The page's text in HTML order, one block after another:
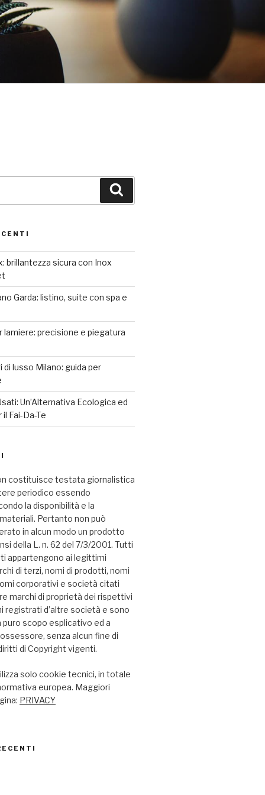
brillantezza sicura con Inox
Garda: listino, suite con spa e
lamiere: precisione e piegatura
lusso Milano: guida per
Un’Alternativa Ecologica ed
Fai-Da-Te
costituisce testata giornalistica
periodico essendo
la disponibilità e la
Pertanto non può
in alcun modo un prodotto
della L. n. 62 del 7/3/2001. Tutti
appartengono ai legittimi
di terzi, nomi di prodotti, nomi
corporativi e società citati
marchi di proprietà dei rispettivi
registrati d’altre società e sono
scopo esplicativo ed a
senza alcun fine di
di Copyright vigenti.
solo cookie tecnici, in totale
europea. Maggiori
PRIVACY